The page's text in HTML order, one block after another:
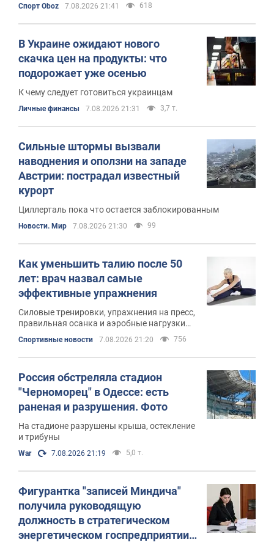
Спорт Oboz 7.08.2026 21:41 618
В Украине ожидают нового
скачка цен на продукты: что
подорожает уже осенью
К чему следует готовиться украинцам
Личные финансы 7.08.2026 21:31 3,7 т.
Сильные штормы вызвали
наводнения и оползни на западе
Австрии: пострадал известный
курорт
Циллерталь пока что остается заблокированным
Новости. Мир 7.08.2026 21:30 99
Как уменьшить талию после 50
лет: врач назвал самые
эффективные упражнения
Силовые тренировки, упражнения на пресс,
правильная осанка и аэробные нагрузки
Спортивные новости 7.08.2026 21:20 756
Россия обстреляла стадион
"Черноморец" в Одессе: есть
раненая и разрушения. Фото
На стадионе разрушены крыша, остекление
и трибуны
War 7.08.2026 21:19 5,0 т.
Фигурантка "записей Миндича"
получила руководящую
должность в стратегическом
энергетическом госпредприятии: